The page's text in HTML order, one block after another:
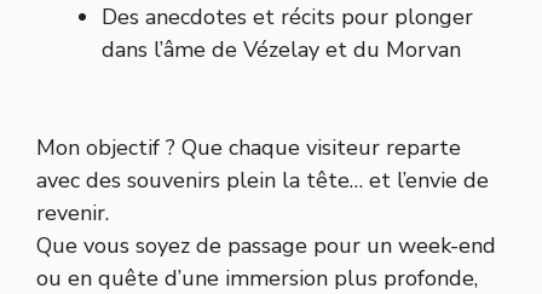
Des anecdotes et récits pour plonger
dans l’âme de Vézelay et du Morvan
Mon objectif ? Que chaque visiteur reparte
avec des souvenirs plein la tête… et l’envie de
revenir.
Que vous soyez de passage pour un week-end
ou en quête d’une immersion plus profonde,